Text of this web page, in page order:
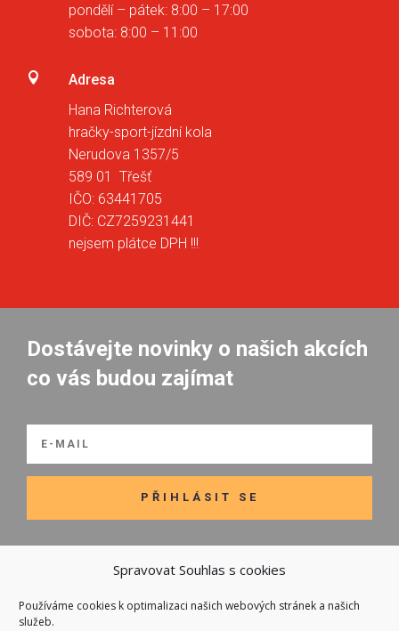
Spravovat Souhlas s cookies
Používáme cookies k optimalizaci našich webových stránek a našich
služeb.
pondělí – pátek: 8:00 – 17:00
sobota: 8:00 – 11:00

Adresa
Hana Richterová
hračky-sport-jízdní kola
Nerudova 1357/5
589 01 Třešť
IČO: 63441705
DIČ: CZ7259231441
nejsem plátce DPH !!!
Dostávejte novinky o našich akcích
co vás budou zajímat
PŘIHLÁSIT SE
Odkazy